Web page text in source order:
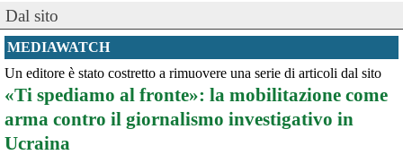
@peacelink
L'unica risposta ai nostri nemici e a chi ci vuole male è la forza, la
determinazione e la vittoria totale, senza accordi e senza pietà.
Hamas e Hezbollah devono essere annientati fino all'ultimo di loro,
senza esitare e senza fermarci". Lo ha scritto su X il ministro della
Sicurezza nazionale di Israele, Itamar Ben-Gvir, sostenendo che la
sicurezza di Israele non può essere garantita da "accordi" dietro cui
"si nascondono menzogne e inganni". (Rainews)
#Israele
Dal sito
MEDIAWATCH
Un editore è stato costretto a rimuovere una serie di articoli dal sito
«Ti spediamo al fronte»: la mobilitazione come
arma contro il giornalismo investigativo in
Ucraina